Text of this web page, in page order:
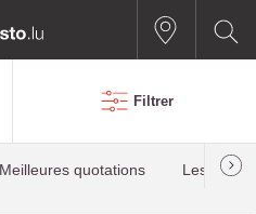
Filtrer
Meilleures quotations Les plus